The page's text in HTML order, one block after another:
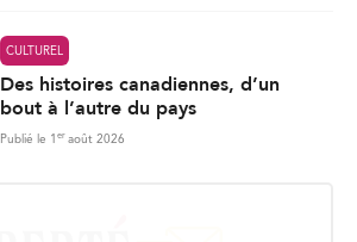
CULTUREL
Des histoires canadiennes, d’un
bout à l’autre du pays
Publié le 1 er août 2026